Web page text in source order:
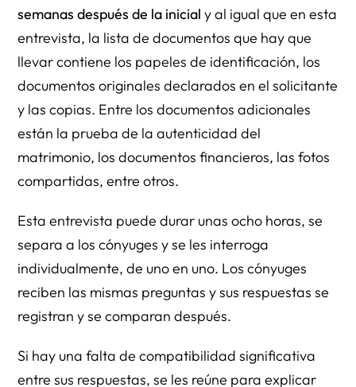
semanas después de la inicial y al igual que en esta
entrevista, la lista de documentos que hay que
llevar contiene los papeles de identificación, los
documentos originales declarados en el solicitante
y las copias. Entre los documentos adicionales
están la prueba de la autenticidad del
matrimonio, los documentos financieros, las fotos
compartidas, entre otros.
Esta entrevista puede durar unas ocho horas, se
separa a los cónyuges y se les interroga
individualmente, de uno en uno. Los cónyuges
reciben las mismas preguntas y sus respuestas se
registran y se comparan después.
Si hay una falta de compatibilidad significativa
entre sus respuestas, se les reúne para explicar